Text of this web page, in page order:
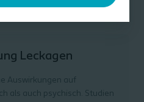
Leckagen
Auswirkungen auf
als auch psychisch. Studien